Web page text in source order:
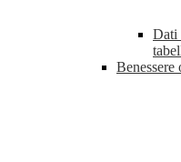
Dati
Benessere